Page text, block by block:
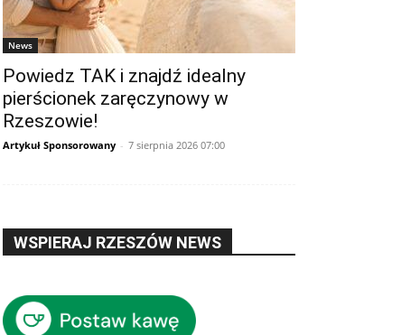
News
Powiedz TAK i znajdź idealny
pierścionek zaręczynowy w
Rzeszowie!
Artykuł Sponsorowany - 7 sierpnia 2026 07:00
WSPIERAJ RZESZÓW NEWS